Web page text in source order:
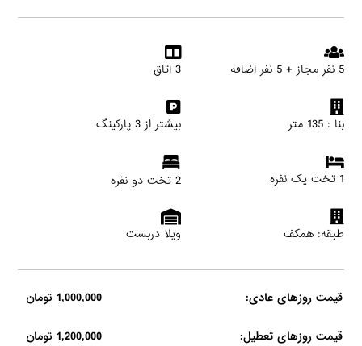
5 نفر مجاز + 5 نفر اضافه 3 اتاق
بنا : 135 متر بیشتر از 3 پارکینگ
1 تخت یک نفره 2 تخت دو نفره
طبقه: همکف ویلا دربست
قیمت روزهای عادی: 1,000,000 تومان
قیمت روزهای تعطیل: 1,200,000 تومان